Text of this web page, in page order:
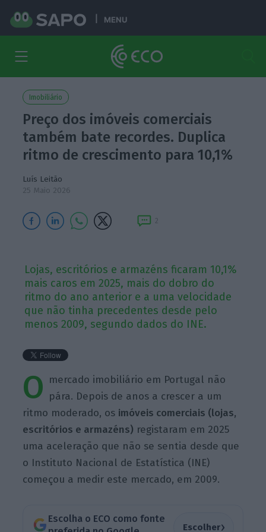
MENU
Imobiliário
Preço dos imóveis comerciais
também bate recordes. Duplica
ritmo de crescimento para 10,1%
Luís Leitão
25 Maio 2026
2
Lojas, escritórios e armazéns ficaram 10,1%
mais caros em 2025, mais do dobro do
ritmo do ano anterior e a uma velocidade
que não tinha precedentes desde pelo
menos 2009, segundo dados do INE.
O mercado imobiliário em Portugal não
pára. Depois de anos a crescer a um
ritmo moderado, os imóveis comerciais (lojas,
escritórios e armazéns) registaram em 2025
uma aceleração que não se sentia desde que
o Instituto Nacional de Estatística (INE)
começou a medir este mercado, em 2009.
Escolha o ECO como fonte
Escolher›